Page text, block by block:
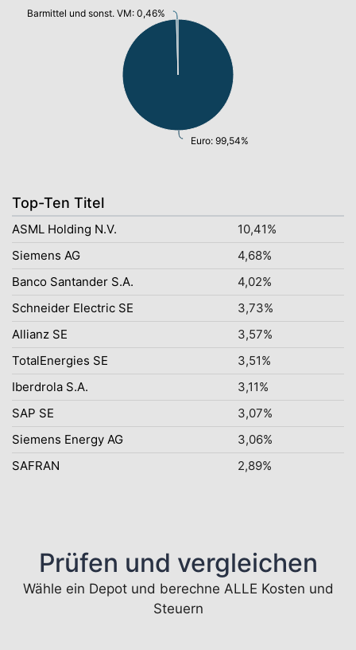
Euro: 99,54%
Barmittel und sonst. VM: 0,46%
Top-Ten Titel
ASML Holding N.V.
10,41%
Siemens AG
4,68%
Banco Santander S.A.
4,02%
Schneider Electric SE
3,73%
Allianz SE
3,57%
TotalEnergies SE
3,51%
Iberdrola S.A.
3,11%
SAP SE
3,07%
Siemens Energy AG
3,06%
SAFRAN
2,89%
Prüfen und vergleichen
Wähle ein Depot und berechne ALLE Kosten und
Steuern